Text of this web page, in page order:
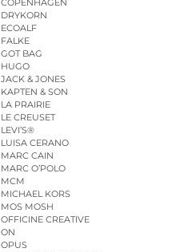
DRYKORN
ECOALF
FALKE
GOT BAG
HUGO
JACK & JONES
KAPTEN & SON
LA PRAIRIE
LE CREUSET
LEVI’S®
LUISA CERANO
MARC CAIN
MARC O’POLO
MCM
MICHAEL KORS
MOS MOSH
OFFICINE CREATIVE
ON
OPUS